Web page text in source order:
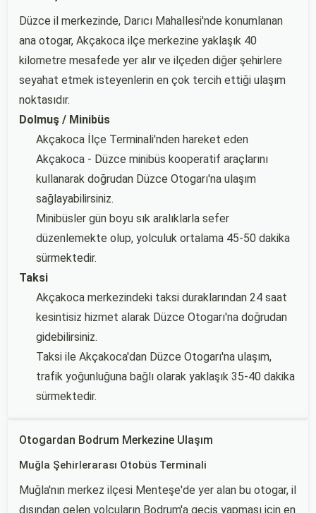
Düzce il merkezinde, Darıcı Mahallesi'nde konumlanan
ana otogar, Akçakoca ilçe merkezine yaklaşık 40
kilometre mesafede yer alır ve ilçeden diğer şehirlere
seyahat etmek isteyenlerin en çok tercih ettiği ulaşım
noktasıdır.
Dolmuş / Minibüs
Akçakoca İlçe Terminali'nden hareket eden
Akçakoca - Düzce minibüs kooperatif araçlarını
kullanarak doğrudan Düzce Otogarı'na ulaşım
sağlayabilirsiniz.
Minibüsler gün boyu sık aralıklarla sefer
düzenlemekte olup, yolculuk ortalama 45-50 dakika
sürmektedir.
Taksi
Akçakoca merkezindeki taksi duraklarından 24 saat
kesintisiz hizmet alarak Düzce Otogarı'na doğrudan
gidebilirsiniz.
Taksi ile Akçakoca'dan Düzce Otogarı'na ulaşım,
trafik yoğunluğuna bağlı olarak yaklaşık 35-40 dakika
sürmektedir.
Otogardan Bodrum Merkezine Ulaşım
Muğla Şehirlerarası Otobüs Terminali
Muğla'nın merkez ilçesi Menteşe'de yer alan bu otogar, il
dışından gelen yolcuların Bodrum'a geçiş yapması için en